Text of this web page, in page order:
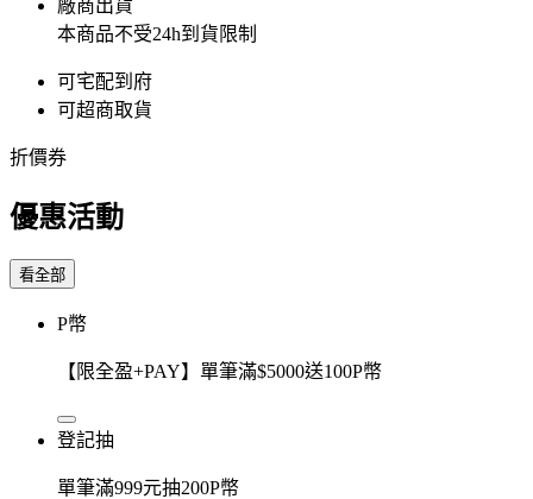
廠商出貨
本商品不受24h到貨限制
可宅配到府
可超商取貨
折價券
優惠活動
看全部
P幣
【限全盈+PAY】單筆滿$5000送100P幣
登記抽
單筆滿999元抽200P幣